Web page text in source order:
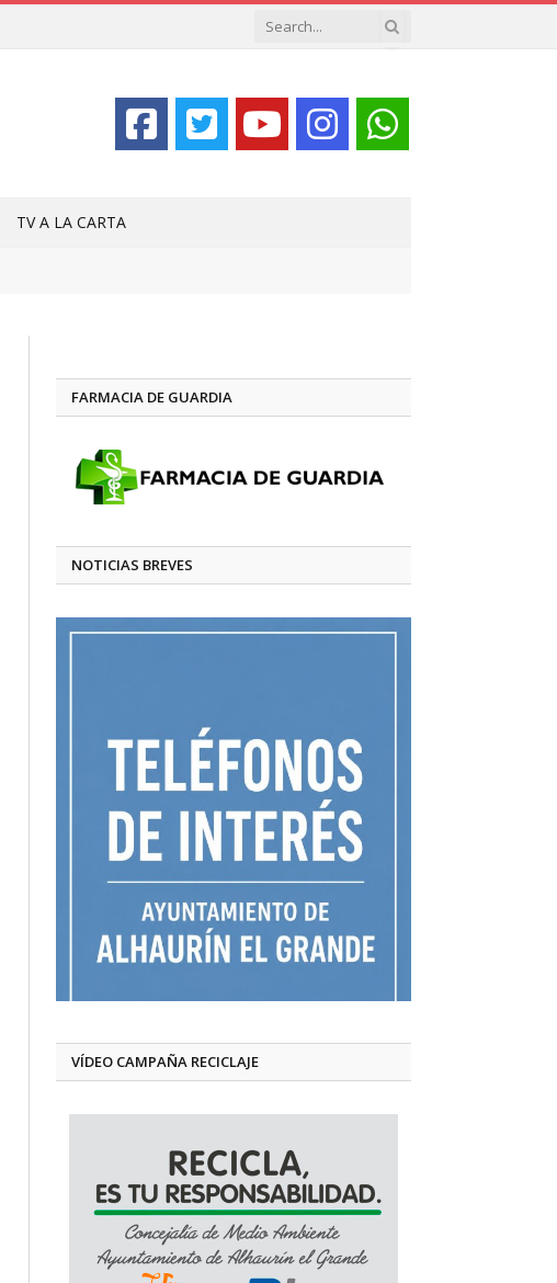
TV A LA CARTA
FARMACIA DE GUARDIA
NOTICIAS BREVES
VÍDEO CAMPAÑA RECICLAJE